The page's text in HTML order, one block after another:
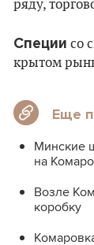
ряду,
Специи со
крытом
Еще
Минские
на
Возле
коробку